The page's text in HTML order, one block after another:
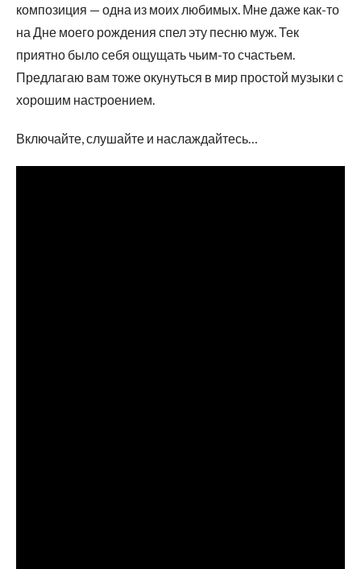
композиция — одна из моих любимых. Мне даже как-то
на Дне моего рождения спел эту песню муж. Тек
приятно было себя ощущать чьим-то счастьем.
Предлагаю вам тоже окунуться в мир простой музыки с
хорошим настроением.
Включайте, слушайте и наслаждайтесь…